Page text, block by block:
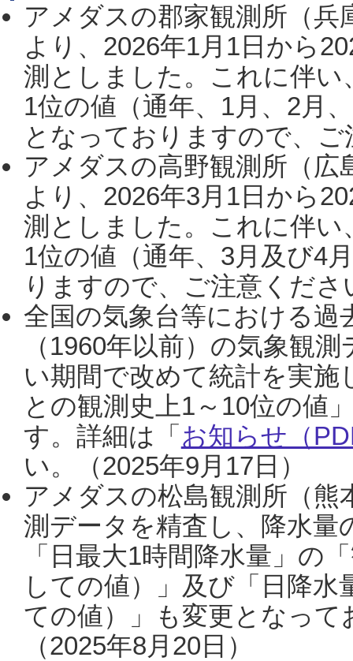
アメダスの郡家観測所（
より、2026年1月1日から
測としました。これに伴い
1位の値（通年、1月、2月
となっておりますので、
アメダスの高野観測所（
より、2026年3月1日から
測としました。これに伴い
1位の値（通年、3月及び4
りますので、ご注意くだ
全国の気象台等における過
（1960年以前）の気象観
い期間で改めて統計を実
との観測史上1～10位の値
す。詳細は「 お知らせ（
い。（2025年9月17日）
アメダスの松島観測所（熊
測データを精査し、降水
「日最大1時間降水量」の
しての値）」及び「日降
ての値）」も変更となっ
（2025年8月20日）